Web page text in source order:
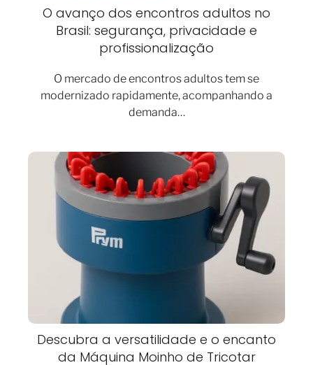
O avanço dos encontros adultos no
Brasil: segurança, privacidade e
profissionalização
O mercado de encontros adultos tem se
modernizado rapidamente, acompanhando a
demanda…
Descubra a versatilidade e o encanto
da Máquina Moinho de Tricotar